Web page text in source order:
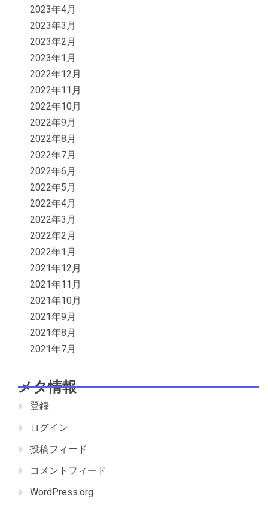
2023年4月
2023年3月
2023年2月
2023年1月
2022年12月
2022年11月
2022年10月
2022年9月
2022年8月
2022年7月
2022年6月
2022年5月
2022年4月
2022年3月
2022年2月
2022年1月
2021年12月
2021年11月
2021年10月
2021年9月
2021年8月
2021年7月
メタ情報
登録
ログイン
投稿フィード
コメントフィード
WordPress.org